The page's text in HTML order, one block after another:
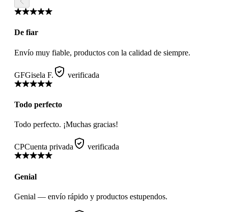
De fiar
Envío muy fiable, productos con la calidad de siempre.
GFGisela F. verificada
Todo perfecto
Todo perfecto. ¡Muchas gracias!
CPCuenta privada verificada
Genial
Genial — envío rápido y productos estupendos.